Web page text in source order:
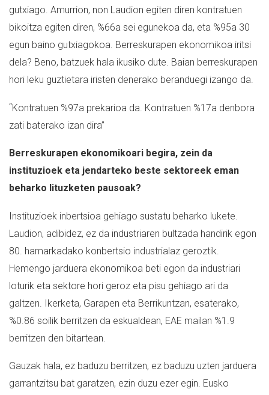
gutxiago. Amurrion, non Laudion egiten diren kontratuen
bikoitza egiten diren, %66a sei egunekoa da, eta %95a 30
egun baino gutxiagokoa. Berreskurapen ekonomikoa iritsi
dela? Beno, batzuek hala ikusiko dute. Baian berreskurapen
hori leku guztietara iristen denerako beranduegi izango da.
“Kontratuen %97a prekarioa da. Kontratuen %17a denbora
zati baterako izan dira”
Berreskurapen ekonomikoari begira, zein da
instituzioek eta jendarteko beste sektoreek eman
beharko lituzketen pausoak?
Instituzioek inbertsioa gehiago sustatu beharko lukete.
Laudion, adibidez, ez da industriaren bultzada handirik egon
80. hamarkadako konbertsio industrialaz geroztik.
Hemengo jarduera ekonomikoa beti egon da industriari
loturik eta sektore hori geroz eta pisu gehiago ari da
galtzen. Ikerketa, Garapen eta Berrikuntzan, esaterako,
%0.86 soilik berritzen da eskualdean, EAE mailan %1.9
berritzen den bitartean.
Gauzak hala, ez baduzu berritzen, ez baduzu uzten jarduera
garrantzitsu bat garatzen, ezin duzu ezer egin. Eusko